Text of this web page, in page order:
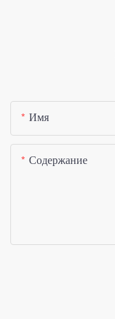
Имя
Содержание